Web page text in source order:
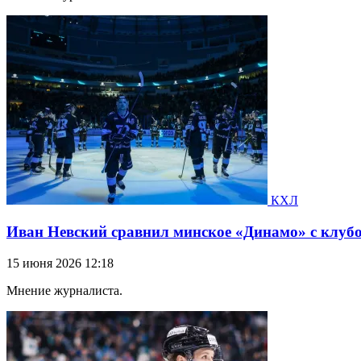
КХЛ
Иван Невский сравнил минское «Динамо» с
15 июня 2026 12:18
Мнение журналиста.